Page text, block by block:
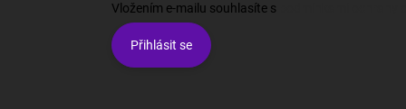
Vložením e-mailu souhlasíte s
Přihlásit se